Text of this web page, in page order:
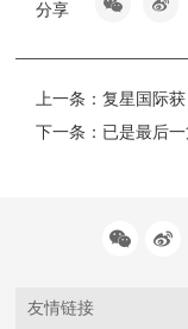
分享
上一条：复星国际获《彭博
下一条： 已是最后一
友情链接